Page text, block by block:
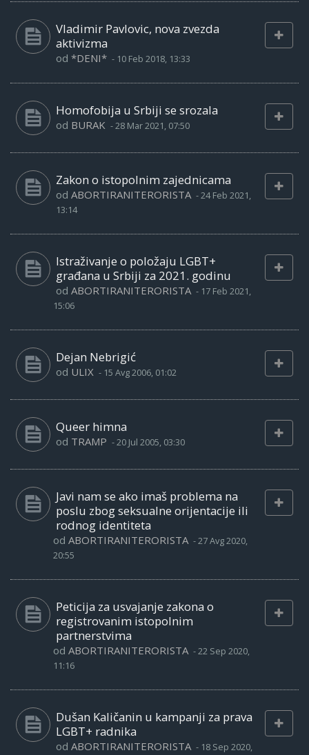
Vladimir Pavlovic, nova zvezda
aktivizma
od *DENI* - 10 Feb 2018, 13:33
Homofobija u Srbiji se srozala
od BURAK -28 Mar 2021, 07:50
Zakon o istopolnim zajednicama
od ABORTIRANITERORISTA -24 Feb 2021,
13:14
Istraživanje o položaju LGBT+
građana u Srbiji za 2021. godinu
od ABORTIRANITERORISTA - 17 Feb 2021,
15:06
Dejan Nebrigić
od ULIX - 15 Avg 2006, 01:02
Queer himna
od TRAMP -20 Jul 2005, 03:30
Javi nam se ako imaš problema na
poslu zbog seksualne orijentacije ili
rodnog identiteta
od ABORTIRANITERORISTA -27 Avg 2020,
20:55
Peticija za usvajanje zakona o
registrovanim istopolnim
partnerstvima
od ABORTIRANITERORISTA -22 Sep 2020,
11:16
Dušan Kaličanin u kampanji za prava
LGBT+ radnika
od ABORTIRANITERORISTA - 18 Sep 2020,